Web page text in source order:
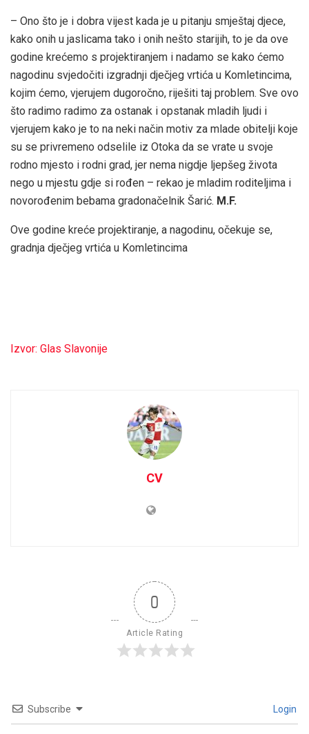
– Ono što je i dobra vijest kada je u pitanju smještaj djece,
kako onih u jaslicama tako i onih nešto starijih, to je da ove
godine krećemo s projektiranjem i nadamo se kako ćemo
nagodinu svjedočiti izgradnji dječjeg vrtića u Komletincima,
kojim ćemo, vjerujem dugoročno, riješiti taj problem. Sve ovo
što radimo radimo za ostanak i opstanak mladih ljudi i
vjerujem kako je to na neki način motiv za mlade obitelji koje
su se privremeno odselile iz Otoka da se vrate u svoje
rodno mjesto i rodni grad, jer nema nigdje ljepšeg života
nego u mjestu gdje si rođen – rekao je mladim roditeljima i
novorođenim bebama gradonačelnik Šarić. M.F.
Ove godine kreće projektiranje, a nagodinu, očekuje se,
gradnja dječjeg vrtića u Komletincima
Izvor: Glas Slavonije
CV
0
Article Rating
Subscribe Login